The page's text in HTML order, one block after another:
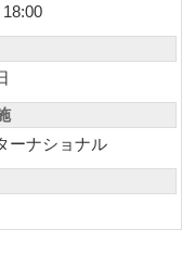
ーナショナル